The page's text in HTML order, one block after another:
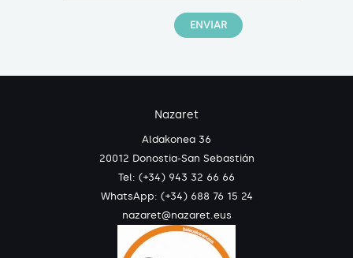
Nazaret
Aldakonea 36
20012 Donostia-San Sebastián
Tel: (+34) 943 32 66 66
WhatsApp: (+34) 688 76 15 24
nazaret@nazaret.eus